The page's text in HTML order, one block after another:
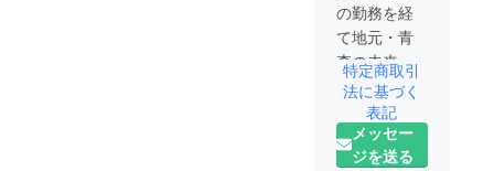
の勤務を経
て地元・青
森の未来に
貢献したい
との想いか
らUターン。
現在は、一
特定商取引
法に基づく
表記
メッセー
ジを送る